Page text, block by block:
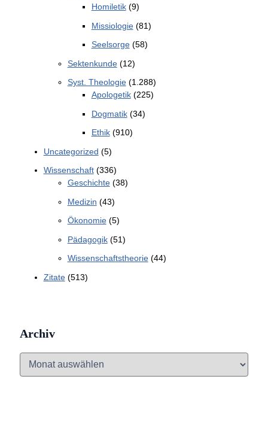
Homiletik(9)
Missiologie(81)
Seelsorge(58)
Sektenkunde(12)
Syst. Theologie(1.288)
Apologetik(225)
Dogmatik(34)
Ethik(910)
Uncategorized (5)
Wissenschaft(336)
Geschichte(38)
Medizin (43)
Ökonomie(5)
Pädagogik(51)
Wissenschaftstheorie(44)
Zitate(513)
Archiv
A